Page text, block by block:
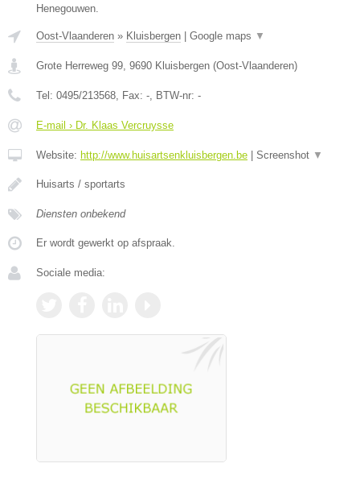
Henegouwen.
Oost-Vlaanderen » Kluisbergen Google maps ▼
Grote Herreweg 99 9690 Kluisbergen (Oost-Vlaanderen)
Tel: 0495/213568 , Fax: - , BTW-nr: -
E-mail › Dr. Klaas Vercruysse
Website: http://www.huisartsenkluisbergen.be Screenshot ▼
Huisarts / sportarts
Diensten onbekend
Er wordt gewerkt op afspraak.
Sociale media: